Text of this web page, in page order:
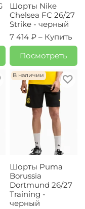
Шорты Nike
Chelsea FC 26/27
Strike - черный
7 414 ₽ – Купить
Посмотреть
В наличии
Шорты Puma
Borussia
Dortmund 26/27
Training -
черный